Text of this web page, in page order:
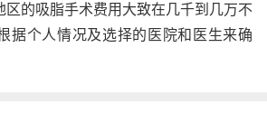
区的吸脂手术费用大致在几千到几万不
据个人情况及选择的医院和医生来确